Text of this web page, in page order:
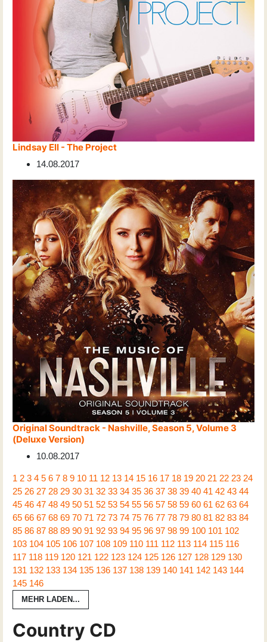
Lindsay Ell - The Project
14.08.2017
Original Soundtrack - Nashville, Season 5, Volume 3
(Deluxe Version)
10.08.2017
1 2 3 4 5 6 7 8 9 10 11 12 13 14 15 16 17 18 19 20 21 22 23 24
25 26 27 28 29 30 31 32 33 34 35 36 37 38 39 40 41 42 43 44
45 46 47 48 49 50 51 52 53 54 55 56 57 58 59 60 61 62 63 64
65 66 67 68 69 70 71 72 73 74 75 76 77 78 79 80 81 82 83 84
85 86 87 88 89 90 91 92 93 94 95 96 97 98 99 100 101 102
103 104 105 106 107 108 109 110 111 112 113 114 115 116
117 118 119 120 121 122 123 124 125 126 127 128 129 130
131 132 133 134 135 136 137 138 139 140 141 142 143 144
145 146
MEHR LADEN...
Country CD